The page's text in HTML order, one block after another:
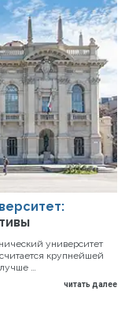
университет
крупнейшей
…
читать далее